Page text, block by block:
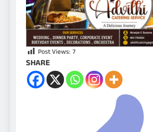
Post Views: 7
SHARE